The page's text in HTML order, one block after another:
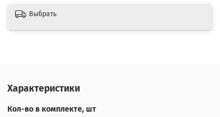
Выбрать
Характеристики
Кол-во в комплекте, шт